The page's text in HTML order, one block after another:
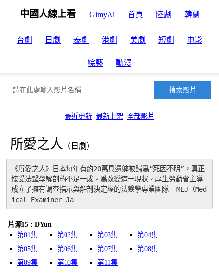
中國人線上看 GimyAi 首頁 陸劇 韓劇
台劇 日劇 泰劇 港劇 美劇 短劇 电影
綜藝 動漫
最近更新 最新上架 全部影片
所愛之人 （日劇）
《所愛之人》日本每年有約20萬具遺躰被歸爲“死因不明”，真正
接受法毉學解剖的不足一成。爲改變這一現狀，厚生勞動省主導
成立了擁有調查指示與解剖決定權的法毉學專業團隊——MEJ（Med
ical Examiner Ja
片源15 : DYun
第01集
第02集 第03集
第04集
第05集
第06集 第07集
第08集
第09集
第10集 第11集